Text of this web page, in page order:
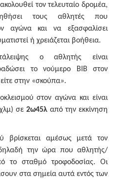
τον τελευταίο δρομέα,
τους αθλητές που
αγώνα και να εξασφαλίσει
ή χρειάζεται βοήθεια.
ο αθλητής είναι
το νούμερο ΒΙΒ στον
στην «σκούπα».
στον αγώνα και είναι
σε 2ω45λ από την εκκίνηση
βρίσκεται αμέσως μετά τον
την ώρα που αθλητής/
το σταθμό τροφοδοσίας. Οι
στα σημεία αυτά εντός των